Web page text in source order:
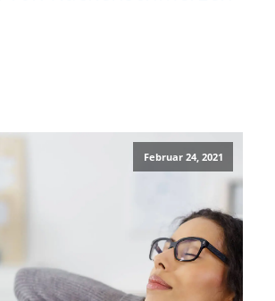
Februar 24, 2021